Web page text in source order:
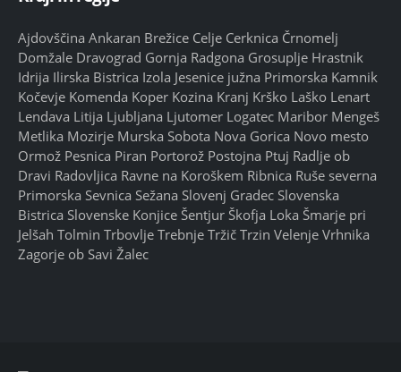
Ajdovščina Ankaran Brežice Celje Cerknica Črnomelj
Domžale Dravograd Gornja Radgona Grosuplje Hrastnik
Idrija Ilirska Bistrica Izola Jesenice južna Primorska Kamnik
Kočevje Komenda Koper Kozina Kranj Krško Laško Lenart
Lendava Litija Ljubljana Ljutomer Logatec Maribor Mengeš
Metlika Mozirje Murska Sobota Nova Gorica Novo mesto
Ormož Pesnica Piran Portorož Postojna Ptuj Radlje ob
Dravi Radovljica Ravne na Koroškem Ribnica Ruše severna
Primorska Sevnica Sežana Slovenj Gradec Slovenska
Bistrica Slovenske Konjice Šentjur Škofja Loka Šmarje pri
Jelšah Tolmin Trbovlje Trebnje Tržič Trzin Velenje Vrhnika
Zagorje ob Savi Žalec